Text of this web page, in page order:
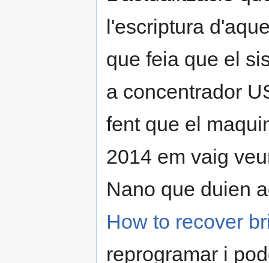
l'escriptura
que feia que el
a concentrador
fent que el
2014 em vaig
Nano que duien
How to recover
reprogramar i